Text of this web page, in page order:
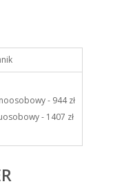
- 944 zł
- 1407 zł